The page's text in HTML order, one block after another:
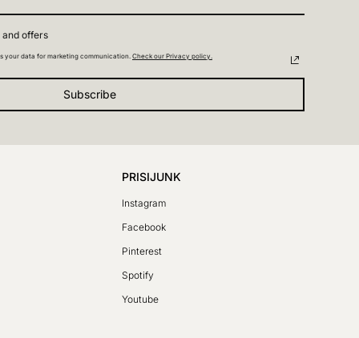
and offers
your data for marketing communication. Check our Privacy policy.
Subscribe
PRISIJUNK
Instagram
Facebook
Pinterest
Spotify
Youtube